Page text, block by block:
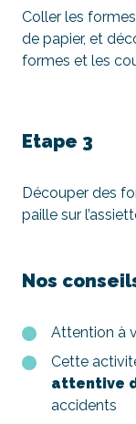
Coller les
de papier, et
formes et les
Etape 3
Découper des
paille sur
Nos
Attention à
Cette
attentive
accidents